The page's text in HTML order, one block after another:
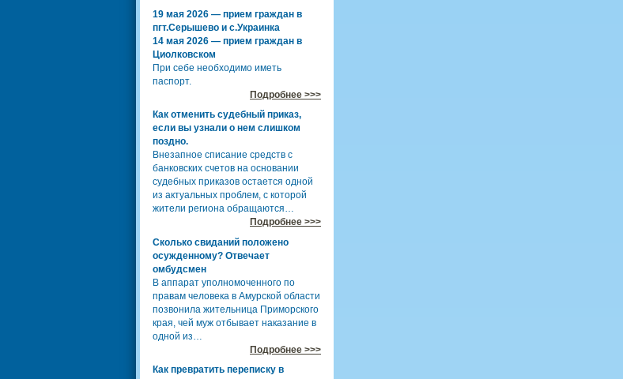
19 мая 2026 — прием граждан в
пгт.Серышево и с.Украинка
14 мая 2026 — прием граждан в
Циолковском
При себе необходимо иметь
паспорт.
Подробнее >>>
Как отменить судебный приказ,
если вы узнали о нем слишком
поздно.
Внезапное списание средств с
банковских счетов на основании
судебных приказов остается одной
из актуальных проблем, с которой
жители региона обращаются…
Подробнее >>>
Сколько свиданий положено
осужденному? Отвечает
омбудсмен
В аппарат уполномоченного по
правам человека в Амурской области
позвонила жительница Приморского
края, чей муж отбывает наказание в
одной из…
Подробнее >>>
Как превратить переписку в